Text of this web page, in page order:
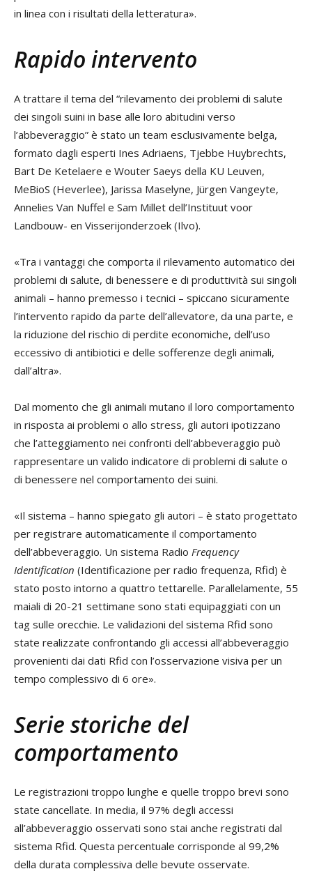
in linea con i risultati della letteratura».
Rapido intervento
A trattare il tema del “rilevamento dei problemi di salute
dei singoli suini in base alle loro abitudini verso
l’abbeveraggio” è stato un team esclusivamente belga,
formato dagli esperti Ines Adriaens, Tjebbe Huybrechts,
Bart De Ketelaere e Wouter Saeys della KU Leuven,
MeBioS (Heverlee), Jarissa Maselyne, Jürgen Vangeyte,
Annelies Van Nuffel e Sam Millet dell’Instituut voor
Landbouw- en Visserijonderzoek (Ilvo).
«Tra i vantaggi che comporta il rilevamento automatico dei
problemi di salute, di benessere e di produttività sui singoli
animali – hanno premesso i tecnici – spiccano sicuramente
l’intervento rapido da parte dell’allevatore, da una parte, e
la riduzione del rischio di perdite economiche, dell’uso
eccessivo di antibiotici e delle sofferenze degli animali,
dall’altra».
Dal momento che gli animali mutano il loro comportamento
in risposta ai problemi o allo stress, gli autori ipotizzano
che l’atteggiamento nei confronti dell’abbeveraggio può
rappresentare un valido indicatore di problemi di salute o
di benessere nel comportamento dei suini.
«Il sistema – hanno spiegato gli autori – è stato progettato
per registrare automaticamente il comportamento
dell’abbeveraggio. Un sistema Radio Frequency
Identification (Identificazione per radio frequenza, Rfid) è
stato posto intorno a quattro tettarelle. Parallelamente, 55
maiali di 20-21 settimane sono stati equipaggiati con un
tag sulle orecchie. Le validazioni del sistema Rfid sono
state realizzate confrontando gli accessi all’abbeveraggio
provenienti dai dati Rfid con l’osservazione visiva per un
tempo complessivo di 6 ore».
Serie storiche del
comportamento
Le registrazioni troppo lunghe e quelle troppo brevi sono
state cancellate. In media, il 97% degli accessi
all’abbeveraggio osservati sono stai anche registrati dal
sistema Rfid. Questa percentuale corrisponde al 99,2%
della durata complessiva delle bevute osservate.